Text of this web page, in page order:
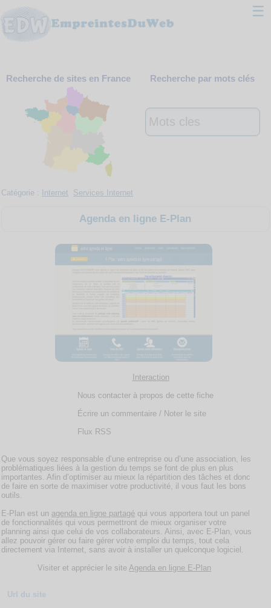
☰
Webmaster
Contact
Support
Recherche de sites en France Recherche par mots clés
Catégorie : Internet Services Internet
Agenda en ligne E-Plan
Interaction
Nous contacter à propos de cette fiche
Écrire un commentaire / Noter le site
Flux RSS
Que vous soyez responsable d’une entreprise ou d’une association, les
problématiques liées à la gestion du temps se font de plus en plus
importantes. Afin d’optimiser au mieux la répartition des tâches et donc
de faire en sorte de maximiser votre productivité, il vous faut les bons
outils.
E-Plan est un agenda en ligne partagé qui vous apportera tout un panel
de fonctionnalités qui vous permettront de mieux organiser votre
planning ainsi que celui de vos collaborateurs. Ainsi, avec E-Plan, vous
allez pouvoir gérer ou faire gérer votre emploi du temps, tout cela
directement via Internet, sans avoir à installer un quelconque logiciel.
Visiter et apprécier le siteAgenda en ligne E-Plan
Url du site